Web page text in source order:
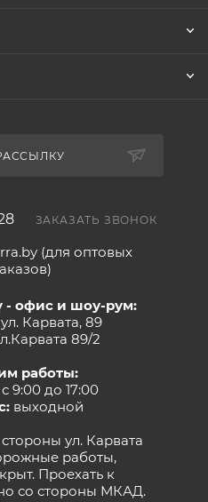
ЗАКАЗАТЬ ЗВОНОК
(для оптовых
- офис и шоу-рум:
Карвата, 89
89/2
работы:
с 9:00 до 17:00
выходной
ул. Карвата
работы,
Проехать к
со стороны МКАД.